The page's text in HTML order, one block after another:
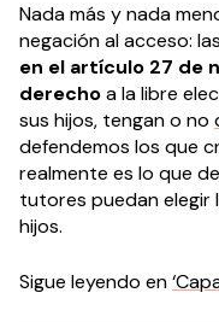
Nada más y nada
negación al acceso:
en el artículo 27 de
derechoa la libre
sus hijos, tengan o no
defendemos los que
realmente es lo que
tutores puedan elegir
hijos.
Sigue leyendo en